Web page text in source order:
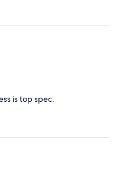
is top spec.